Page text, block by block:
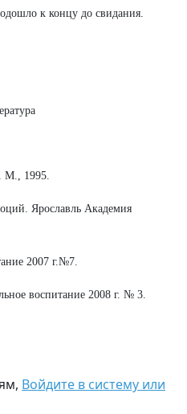
к концу до свидания.
М., 1995.
Ярославль Академия
2007 г.№7.
воспитание 2008 г. № 3.
Войдите в систему или